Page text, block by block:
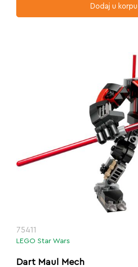
Dodaj u korpu
75411
LEGO Star Wars
Dart Maul Mech